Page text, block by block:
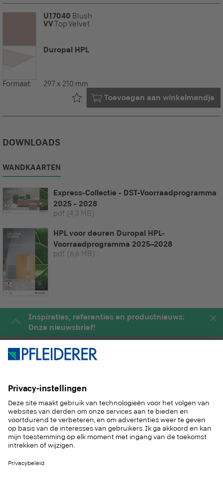
U17040 Blush
VVTop Velvet
Duropal HPL
Formaat: 297 x 210 mm
Toevoegen aan winkelmandje
Al in uw
DOWNLOADS
WANDKAARTEN
Express-Collectie - DST-Voorraadprogramma
2025 - 2028
pdf (4,3 MB)
HPL voor deuren Duropal HPL-
Voorraadprogramma 2025–2028
pdf (6,6 MB)
Inspiraties, referenties en productnieuws:
Onze nieuwsbrief!
PRODUCTEN
OPLOSSINGEN
DUURZAAM
SERVICE
CONTACT